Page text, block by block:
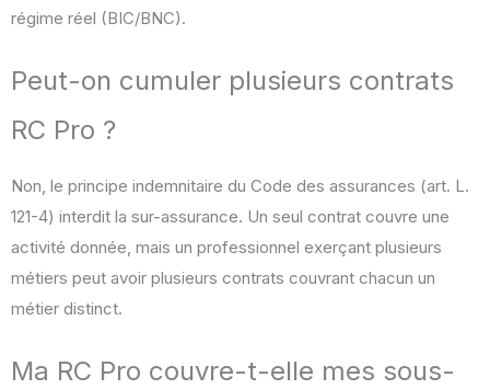
régime réel (BIC/BNC).
Peut-on cumuler plusieurs contrats
RC Pro ?
Non, le principe indemnitaire du Code des assurances (art. L.
121-4) interdit la sur-assurance. Un seul contrat couvre une
activité donnée, mais un professionnel exerçant plusieurs
métiers peut avoir plusieurs contrats couvrant chacun un
métier distinct.
Ma RC Pro couvre-t-elle mes sous-